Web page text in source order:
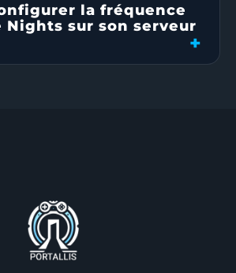
la fréquence
Nights sur son serveur